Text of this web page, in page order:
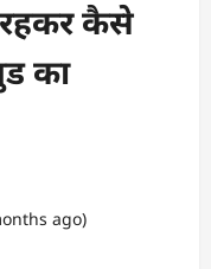
रहकर कैसे
का
ago)